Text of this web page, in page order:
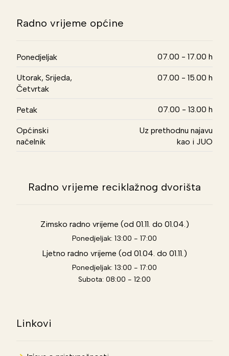
Radno vrijeme općine
Ponedjeljak 07.00 - 17.00 h
Utorak, Srijeda,
Četvrtak
07.00 - 15.00 h
Petak 07.00 - 13.00 h
Općinski
načelnik
Uz prethodnu najavu
kao i JUO
Radno vrijeme reciklažnog dvorišta
Zimsko radno vrijeme (od 01.11. do 01.04.)
Ponedjeljak: 13:00 - 17:00
Ljetno radno vrijeme (od 01.04. do 01.11.)
Ponedjeljak: 13:00 - 17:00
Subota: 08:00 - 12:00
Linkovi